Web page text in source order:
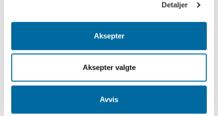
Detaljer
Aksepter
Aksepter valgte
Avvis
diskutert hvorvidt han var medlem av
Nasjonal Samling. Ved fredsslutningen fikk
han husarrest, før han ble plassert på det
gamle sykehuset i Grimstad, og videre flyttet
til Landvik Gamlehjem. I oktober 1945 ble